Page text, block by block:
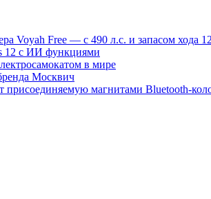
Voyah Free — с 490 л.с. и запасом
12 с ИИ функциями
в мире
Москвич
магнитами Bluetooth-